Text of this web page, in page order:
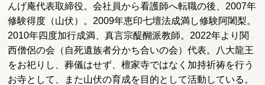
んげ庵代表取締役。会社員から看護師へ転職の後、2007年
修験得度（山伏）。2009年恵印七壇法成満し修験阿闍梨。
2010年四度加行成満、真言宗醍醐派教師。2022年より関
西僧侶の会（自死遺族者分かち合いの会）代表。八大龍王
をお祀りし、葬儀はせず、檀家寺ではなく加持祈祷を行う
お寺として、また山伏の育成を目的として活動している。